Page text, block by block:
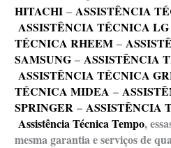
HITACHI –ASSISTÊNCIA
ASSISTÊNCIA TÉCNICA LG
TÉCNICA RHEEM –
SAMSUNG –ASSISTÊNCIA
ASSISTÊNCIA TÉCNICA
TÉCNICA MIDEA –
SPRINGER –ASSISTÊNCIA
Assistência Técnica Tempo,
mesma garantia e serviços de